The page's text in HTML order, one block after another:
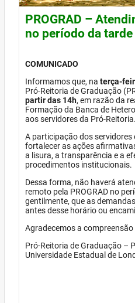
PROGRAD –
no período da
COMUNICADO
Informamos que, na terça-
Pró-Reitoria de Graduação
partir das 14h, em razão da
Formação da Banca de
aos servidores da Pró-Reitoria.
A participação dos
fortalecer as ações
a lisura, a transparência e a
procedimentos institucionais.
Dessa forma, não haverá
remoto pela PROGRAD no
gentilmente, que as
antes desse horário ou
Agradecemos a
Pró-Reitoria de Graduação –
Universidade Estadual de